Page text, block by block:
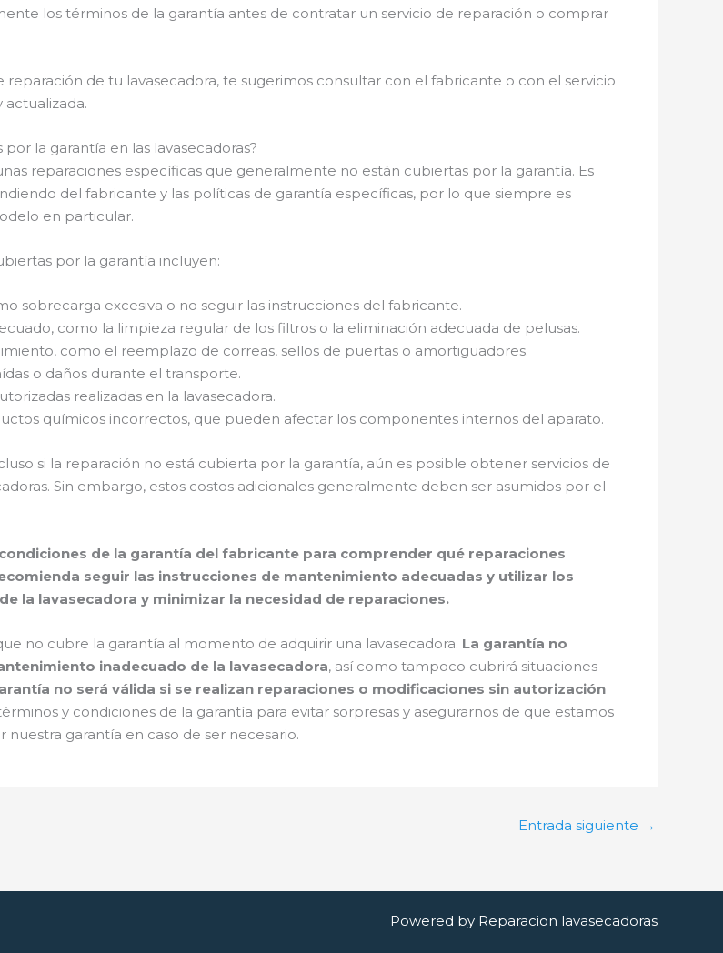
los términos de la garantía antes de contratar un servicio de reparación o comprar
de tu lavasecadora, te sugerimos consultar con el fabricante o con el servicio
la garantía en las lavasecadoras?
reparaciones específicas que generalmente no están cubiertas por la garantía. Es
del fabricante y las políticas de garantía específicas, por lo que siempre es
en particular.
por la garantía incluyen:
sobrecarga excesiva o no seguir las instrucciones del fabricante.
como la limpieza regular de los filtros o la eliminación adecuada de pelusas.
como el reemplazo de correas, sellos de puertas o amortiguadores.
o daños durante el transporte.
realizadas en la lavasecadora.
químicos incorrectos, que pueden afectar los componentes internos del aparato.
si la reparación no está cubierta por la garantía, aún es posible obtener servicios de
Sin embargo, estos costos adicionales generalmente deben ser asumidos por el
de la garantía del fabricante para comprender qué reparaciones
seguir las instrucciones de mantenimiento adecuadas y utilizar los
la lavasecadora y minimizar la necesidad de reparaciones.
no cubre la garantía al momento de adquirir una lavasecadora. La garantía no
inadecuado de la lavasecadora, así como tampoco cubrirá situaciones
no será válida si se realizan reparaciones o modificaciones sin autorización
y condiciones de la garantía para evitar sorpresas y asegurarnos de que estamos
garantía en caso de ser necesario.
Entrada siguiente →
Powered by Reparacion lavasecadoras